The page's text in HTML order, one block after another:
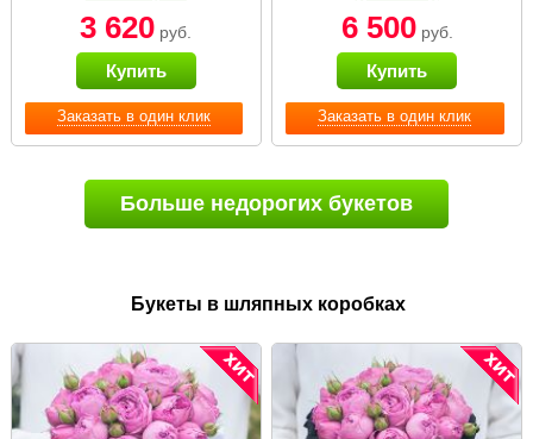
Заказать в один клик
3 620 руб.
Купить
Заказать в один клик
6 500руб.
Купить
Больше недорогих букетов
Букеты в шляпных коробках